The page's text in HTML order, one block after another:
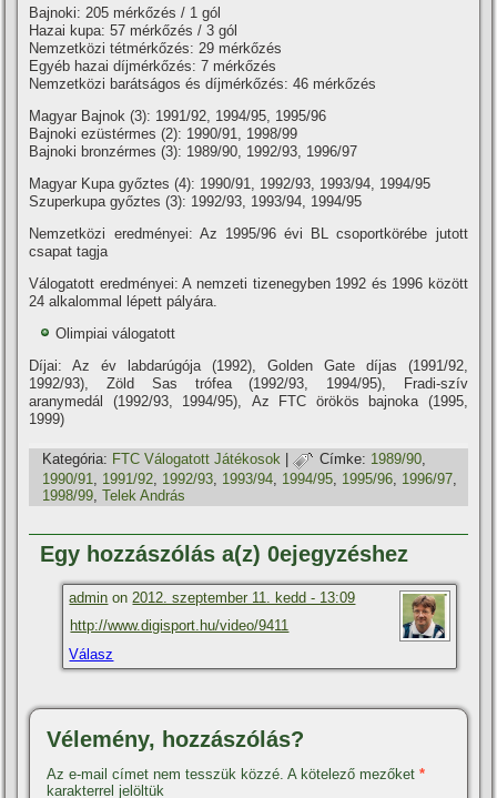
Bajnoki: 205 mérkőzés / 1 gól
Hazai kupa: 57 mérkőzés / 3 gól
Nemzetközi tétmérkőzés: 29 mérkőzés
Egyéb hazai dí­jmérkőzés: 7 mérkőzés
Nemzetközi barátságos és dí­jmérkőzés: 46 mérkőzés
Magyar Bajnok (3): 1991/92, 1994/95, 1995/96
Bajnoki ezüstérmes (2): 1990/91, 1998/99
Bajnoki bronzérmes (3): 1989/90, 1992/93, 1996/97
Magyar Kupa győztes (4): 1990/91, 1992/93, 1993/94, 1994/95
Szuperkupa győztes (3): 1992/93, 1993/94, 1994/95
Nemzetközi eredményei: Az 1995/96 évi BL csoportkörébe jutott
csapat tagja
Válogatott eredményei: A nemzeti tizenegyben 1992 és 1996 között
24 alkalommal lépett pályára.
Olimpiai válogatott
Dí­jai: Az év labdarúgója (1992), Golden Gate dí­jas (1991/92,
1992/93), Zöld Sas trófea (1992/93, 1994/95), Fradi-szí­v
aranymedál (1992/93, 1994/95), Az FTC örökös bajnoka (1995,
1999)
Kategória: FTC Válogatott Játékosok | Címke: 1989/90,
1990/91, 1991/92, 1992/93, 1993/94, 1994/95, 1995/96, 1996/97,
1998/99,Telek András
Egy hozzászólás a(z) 0ejegyzéshez
admin on2012. szeptember 11. kedd - 13:09
http://www.digisport.hu/video/9411
Válasz
Vélemény, hozzászólás?
Az e-mail címet nem tesszük közzé. A kötelező mezőket*
karakterrel jelöltük